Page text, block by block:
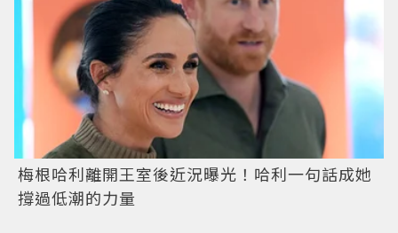
梅根哈利離開王室後近況曝光！哈利一句話成她
撐過低潮的力量